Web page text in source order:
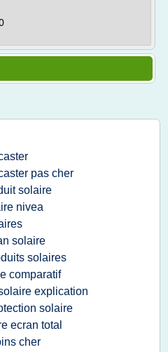
pas cher
solaire
nivea
solaire
solaires
comparatif
explication
solaire
ecran total
cher